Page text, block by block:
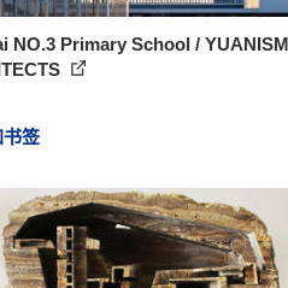
NO.3 Primary School / YUANISM
书签